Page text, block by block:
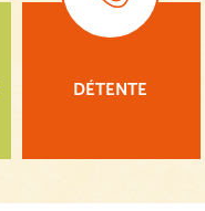
DÉTENTE